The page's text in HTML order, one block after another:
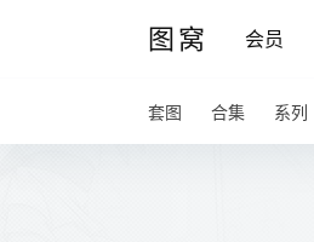
图窝 会员
套图 合集 系列